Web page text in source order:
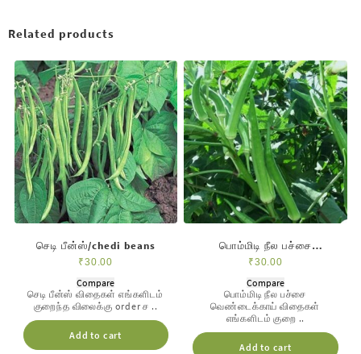
Related products
செடி பீன்ஸ்/chedi beans
₹30.00
செடி பீன்ஸ் விதைகள் எங்களிடம்
குறைந்த விலைக்கு order ச ..
Add to cart
Compare
பொம்மிடி நீல பச்சை
வெண்டை/long vendai
₹30.00
பொம்மிடி நீல பச்சை
வெண்டைக்காய் விதைகள்
எங்களிடம் குறை ..
Add to cart
Compare